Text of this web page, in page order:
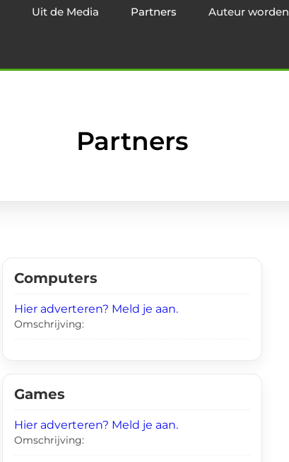
Uit de Media Partners Auteur worden
Partners
Computers
Hier adverteren? Meld je aan.
Omschrijving:
Games
Hier adverteren? Meld je aan.
Omschrijving: